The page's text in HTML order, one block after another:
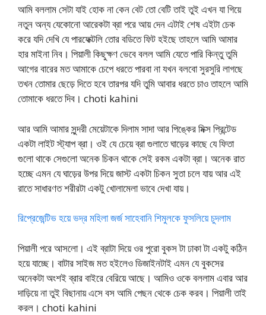
আমি বললাম সেটা যাই হোক না কেন বেট তো বেটি তাই তুই এখন যা গিয়ে
নতুন অন্য যেকোনো আরেকটা ব্রা পরে আয় দেন এটাই শেষ এইটা চেক
করে যদি দেখি যে পারফেক্টলি তোর বডিতে ফিট হইছে তাহলে আমি আমার
হার মাইনা নিব। পিয়ালী কিছুক্ষণ ভেবে বলল আমি যেতে পারি কিন্তু তুমি
আগের বারের মত আমাকে চেপে ধরতে পারবা না যখন বলবো সুরসুরি লাগছে
তখন তোমার ছেড়ে দিতে হবে তারপর যদি তুমি আবার ধরতে চাও তাহলে আমি
তোমাকে ধরতে দিব। choti kahini
আর আমি আমার সুন্দরী মেয়েটাকে দিলাম সাদা আর পিঙ্কের মিক্স প্রিন্টেড
একটা লাইট স্ট্যাপ ব্রা। ওই যে চেয়ে ব্রা গুলাতে ঘাড়ের কাছে যে ফিতা
গুলো থাকে সেগুলো অনেক চিকন থাকে সেই রকম একটা ব্রা। অনেক রাত
হচ্ছে এমন যে ঘাড়ের উপর দিয়ে জাস্ট একটা চিকন সুতা চলে যায় আর এই
রাতে সাধারণত শরীরটা একটু খোলামেলা ভাবে দেখা যায়।
রিপ্রেজেন্টিভ হয়ে ভদ্র মহিলা জর্জ সাহেবানি শিমুলকে ফুসলিয়ে চুদলাম
পিয়ালী পরে আসলো। এই ব্রাটা দিয়ে ওর পুরো বুকস টা ঢাকা টা একটু কঠিন
হয়ে যাচ্ছে। বাটার সাইজ মত হইলেও ডিজাইনটাই এমন যে বুকসের
অনেকটা অংশই ব্রার বাইরে বেরিয়ে আছে। আমিও ওকে বললাম এবার আর
দাড়িয়ে না তুই বিছানায় এসে বস আমি পেছন থেকে চেক করব। পিয়ালী তাই
করল। choti kahini